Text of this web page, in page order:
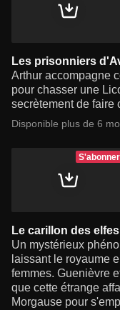
Les prisonniers
Arthur accompagne
pour chasser une
secrètement de faire
Disponible plus de 6
S'abonner
Le carillon des elfes
Un mystérieux
laissant le royaume
femmes. Guenièvre
que cette étrange
Morgause pour